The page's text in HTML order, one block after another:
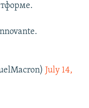
July 14,